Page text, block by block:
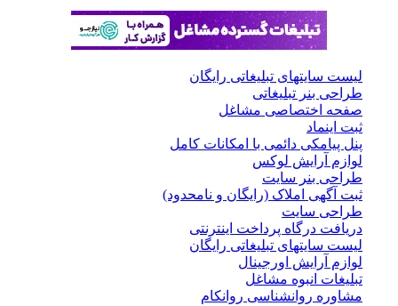
لیست سایتهای تبلیغاتی رایگان
طراحی بنر تبلیغاتی
صفحه اختصاصی مشاغل
ثبت اینماد
پنل پیامکی دائمی با امکانات کامل
لوازم آرایش لوکس
طراحی بنر سایت
ثبت آگهی املاک (رایگان و نامحدود)
طراحی سایت
دریافت درگاه پرداخت اینترنتی
لیست سایتهای تبلیغاتی رایگان
لوازم آرایش اورجینال
تبلیغات انبوه مشاغل
مشاوره روانشناسی روانکام